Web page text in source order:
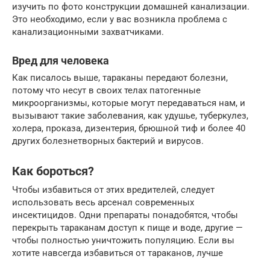
изучить по фото конструкции домашней канализации.
Это необходимо, если у вас возникла проблема с
канализационными захватчиками.
Вред для человека
Как писалось выше, тараканы передают болезни,
потому что несут в своих телах патогенные
микроорганизмы, которые могут передаваться нам, и
вызывают такие заболевания, как удушье, туберкулез,
холера, проказа, дизентерия, брюшной тиф и более 40
других болезнетворных бактерий и вирусов.
Как бороться?
Чтобы избавиться от этих вредителей, следует
использовать весь арсенал современных
инсектицидов. Одни препараты понадобятся, чтобы
перекрыть тараканам доступ к пище и воде, другие —
чтобы полностью уничтожить популяцию. Если вы
хотите навсегда избавиться от тараканов, лучше